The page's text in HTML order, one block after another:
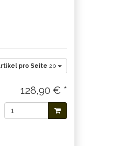
pro Seite 20
128,90 € *